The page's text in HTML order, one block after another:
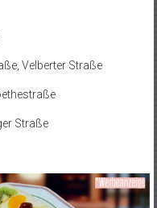
Velberter Straße
Straße